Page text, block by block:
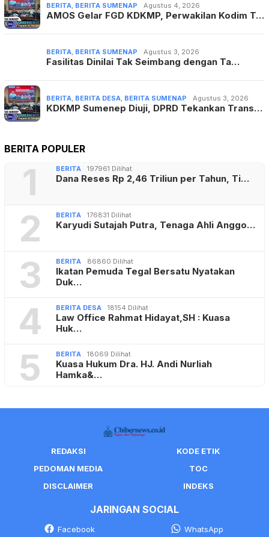
BERITA BERITA SUMENAP Agustus 4, 2026
AMOS Gelar FGD KDKMP, Perwakilan Kodim T…
BERITA BERITA SUMENAP Agustus 3, 2026
Fasilitas Dinilai Tak Seimbang dengan Ta…
BERITA BERITA DESA BERITA SUMENAP Agustus 3, 2026
KDKMP Sumenep Diuji, DPRD Tekankan Trans…
BERITA POPULER
1 BERITA 197961 Dilihat
Dana Reses Rp 2,46 Triliun per Tahun, Ti…
2 BERITA 176831 Dilihat
Karyudi Sutajah Putra, Tenaga Ahli Anggo…
3 BERITA 86860 Dilihat
Ikatan Pemuda Tegal Bersatu Nyatakan
Duk…
4 BERITA DESA 18154 Dilihat
Law Office Rahmat Hidayat,SH : Kuasa
Huk…
5 BERITA 18069 Dilihat
Kuasa Hukum Dra. HJ. Andi Nurliah
Hamka&…
REDAKSI
KODE ETIK
PEDOMAN MEDIA
TOC
DISCLAIMER
INDEKS
JARINGAN SOCIAL
Facebook WhatsApp